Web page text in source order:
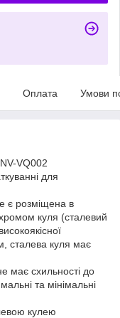
Оплата Умови
VQ002
для
є розміщена в
куля (сталевий
сталева куля має
має схильності до
та мінімальні
кулею